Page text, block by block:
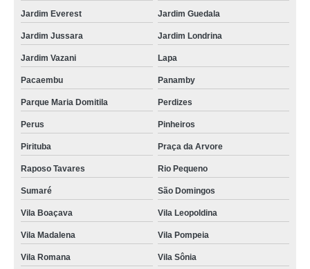
Jardim Everest Jardim Guedala
Jardim Jussara Jardim Londrina
Jardim Vazani Lapa
Pacaembu Panamby
Parque Maria Domitila Perdizes
Perus Pinheiros
Pirituba Praça da Arvore
Raposo Tavares Rio Pequeno
Sumaré São Domingos
Vila Boaçava Vila Leopoldina
Vila Madalena Vila Pompeia
Vila Romana Vila Sônia